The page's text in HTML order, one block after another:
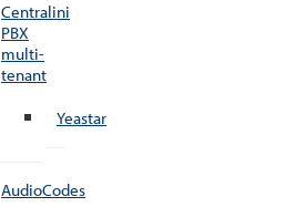
Centralini
PBX
multi-
tenant
Yeastar
AudioCodes